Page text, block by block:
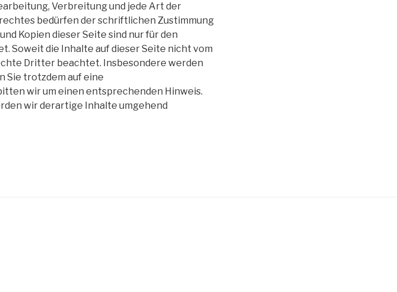
Verbreitung und jede Art der
bedürfen der schriftlichen Zustimmung
Kopien dieser Seite sind nur für den
Soweit die Inhalte auf dieser Seite nicht vom
Dritter beachtet. Insbesondere werden
Sie trotzdem auf eine
wir um einen entsprechenden Hinweis.
wir derartige Inhalte umgehend